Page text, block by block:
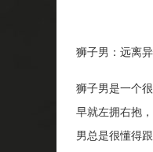
狮子男：远离
狮子男是一个
早就左拥右抱
男总是很懂得